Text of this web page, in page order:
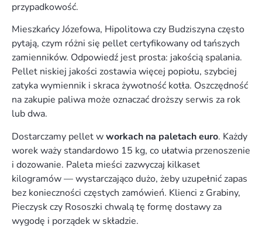
przypadkowość.
Mieszkańcy Józefowa, Hipolitowa czy Budziszyna często
pytają, czym różni się pellet certyfikowany od tańszych
zamienników. Odpowiedź jest prosta: jakością spalania.
Pellet niskiej jakości zostawia więcej popiołu, szybciej
zatyka wymiennik i skraca żywotność kotła. Oszczędność
na zakupie paliwa może oznaczać droższy serwis za rok
lub dwa.
Dostarczamy pellet wworkach na paletach euro. Każdy
worek waży standardowo 15 kg, co ułatwia przenoszenie
i dozowanie. Paleta mieści zazwyczaj kilkaset
kilogramów — wystarczająco dużo, żeby uzupełnić zapas
bez konieczności częstych zamówień. Klienci z Grabiny,
Pieczysk czy Rososzki chwalą tę formę dostawy za
wygodę i porządek w składzie.